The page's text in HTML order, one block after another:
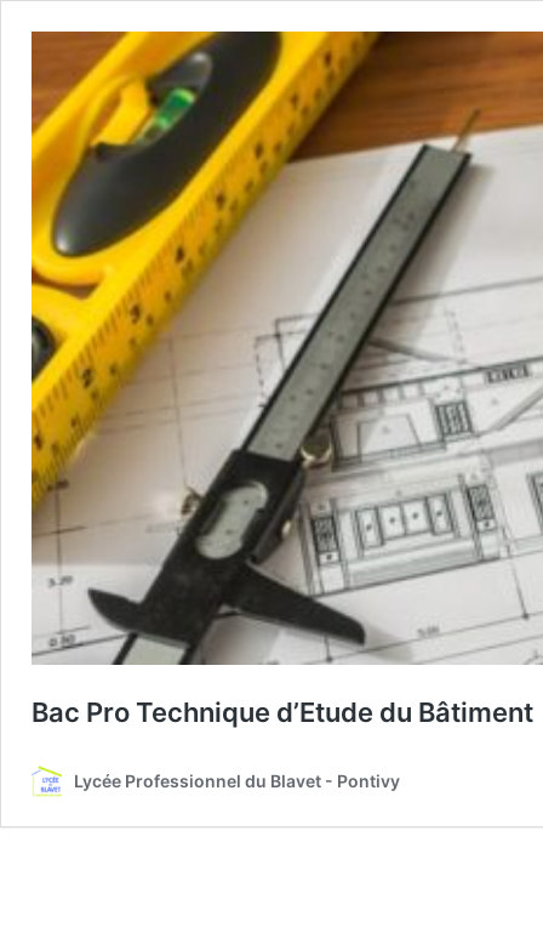
Bac Pro Technique d’Etude du Bâtiment
Lycée Professionnel du Blavet - Pontivy